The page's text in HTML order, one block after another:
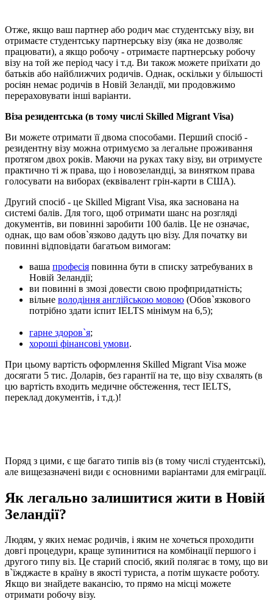
Отже, якщо ваш партнер або родич має студентську візу, ви
отримаєте студентську партнерську візу (яка не дозволяє
працювати), а якщо робочу - отримаєте партнерську робочу
візу на той же період часу і т.д. Ви також можете приїхати до
батьків або найближчих родичів. Однак, оскільки у більшості
росіян немає родичів в Новій Зеландії, ми продовжимо
перераховувати інші варіанти.
Віза резидентська (в тому числі Skilled Migrant Visa)
Ви можете отримати її двома способами. Перший спосіб -
резидентну візу можна отримуємо за легальне проживання
протягом двох років. Маючи на руках таку візу, ви отримуєте
практично ті ж права, що і новозеландці, за винятком права
голосувати на виборах (еквівалент грін-карти в США).
Другий спосіб - це Skilled Migrant Visa, яка заснована на
системі балів. Для того, щоб отримати шанс на розгляді
документів, ви повинні заробити 100 балів. Це не означає,
однак, що вам обов`язково дадуть цю візу. Для початку ви
повинні відповідати багатьом вимогам:
ваша професія повинна бути в списку затребуваних в
Новій Зеландії;
ви повинні в змозі довести свою профпридатність;
вільне володіння англійською мовою (Обов`язкового
потрібно здати іспит IELTS мінімум на 6,5);
гарне здоров`я;
хороші фінансові умови.
При цьому вартість оформлення Skilled Migrant Visa може
досягати 5 тис. Доларів, без гарантії на те, що візу схвалять (в
цю вартість входить медичне обстеження, тест IELTS,
переклад документів, і т.д.)!
Поряд з цими, є ще багато типів віз (в тому числі студентські),
але вищезазначені види є основними варіантами для еміграції.
Як легально залишитися жити в Новій
Зеландії?
Людям, у яких немає родичів, і яким не хочеться проходити
довгі процедури, краще зупинитися на комбінації першого і
другого типу віз. Це старий спосіб, який полягає в тому, що ви
в`їжджаєте в країну в якості туриста, а потім шукаєте роботу.
Якщо ви знайдете вакансію, то прямо на місці можете
отримати робочу візу.